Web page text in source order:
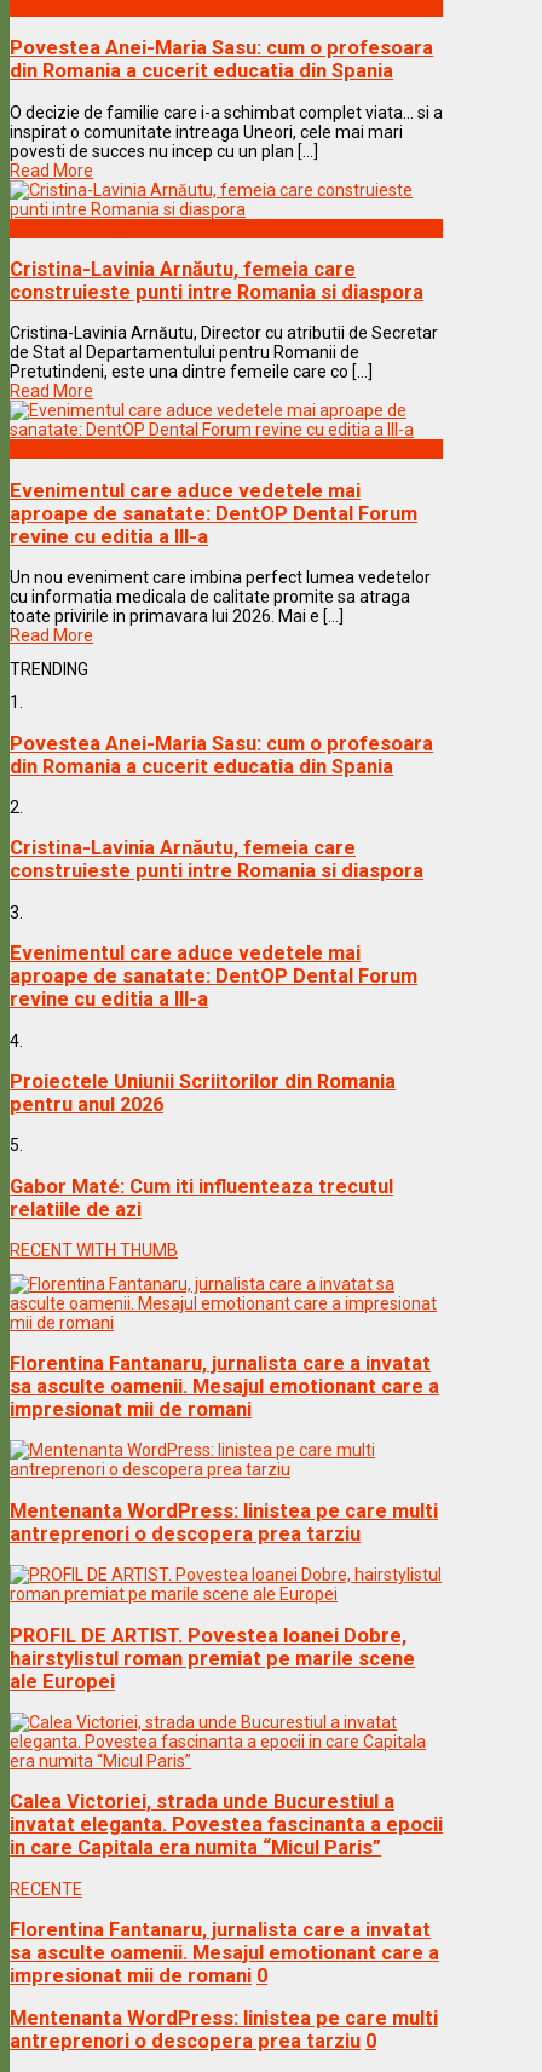
Povestea Anei-Maria Sasu: cum o profesoara
din Romania a cucerit educatia din Spania
O decizie de familie care i-a schimbat complet viata… si a
inspirat o comunitate intreaga Uneori, cele mai mari
povesti de succes nu incep cu un plan [...]
Read More
Cristina-Lavinia Arnăutu, femeia care
construieste punti intre Romania si diaspora
Cristina-Lavinia Arnăutu, Director cu atributii de Secretar
de Stat al Departamentului pentru Romanii de
Pretutindeni, este una dintre femeile care co [...]
Read More
Evenimentul care aduce vedetele mai
aproape de sanatate: DentOP Dental Forum
revine cu editia a III-a
Un nou eveniment care imbina perfect lumea vedetelor
cu informatia medicala de calitate promite sa atraga
toate privirile in primavara lui 2026. Mai e [...]
Read More
TRENDING
1.
Povestea Anei-Maria Sasu: cum o profesoara
din Romania a cucerit educatia din Spania
2.
Cristina-Lavinia Arnăutu, femeia care
construieste punti intre Romania si diaspora
3.
Evenimentul care aduce vedetele mai
aproape de sanatate: DentOP Dental Forum
revine cu editia a III-a
4.
Proiectele Uniunii Scriitorilor din Romania
pentru anul 2026
5.
Gabor Maté: Cum iti influenteaza trecutul
relatiile de azi
RECENT WITH THUMB
Florentina Fantanaru, jurnalista care a invatat
sa asculte oamenii. Mesajul emotionant care a
impresionat mii de romani
Mentenanta WordPress: linistea pe care multi
antreprenori o descopera prea tarziu
PROFIL DE ARTIST. Povestea Ioanei Dobre,
hairstylistul roman premiat pe marile scene
ale Europei
Calea Victoriei, strada unde Bucurestiul a
invatat eleganta. Povestea fascinanta a epocii
in care Capitala era numita “Micul Paris”
RECENTE
Florentina Fantanaru, jurnalista care a invatat
sa asculte oamenii. Mesajul emotionant care a
impresionat mii de romani 0
Mentenanta WordPress: linistea pe care multi
antreprenori o descopera prea tarziu 0